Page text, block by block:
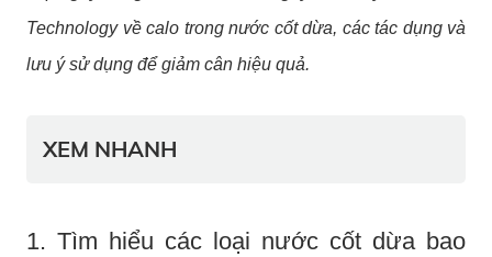
Technology về calo trong nước cốt dừa, các tác dụng và
lưu ý sử dụng để giảm cân hiệu quả.
XEM NHANH
1. Tìm hiểu các loại nước cốt dừa bao